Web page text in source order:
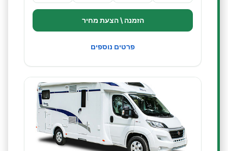
הזמנה \ הצעת מחיר
פרטים נוספים